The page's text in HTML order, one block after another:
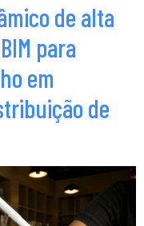
de alta
para
em
de